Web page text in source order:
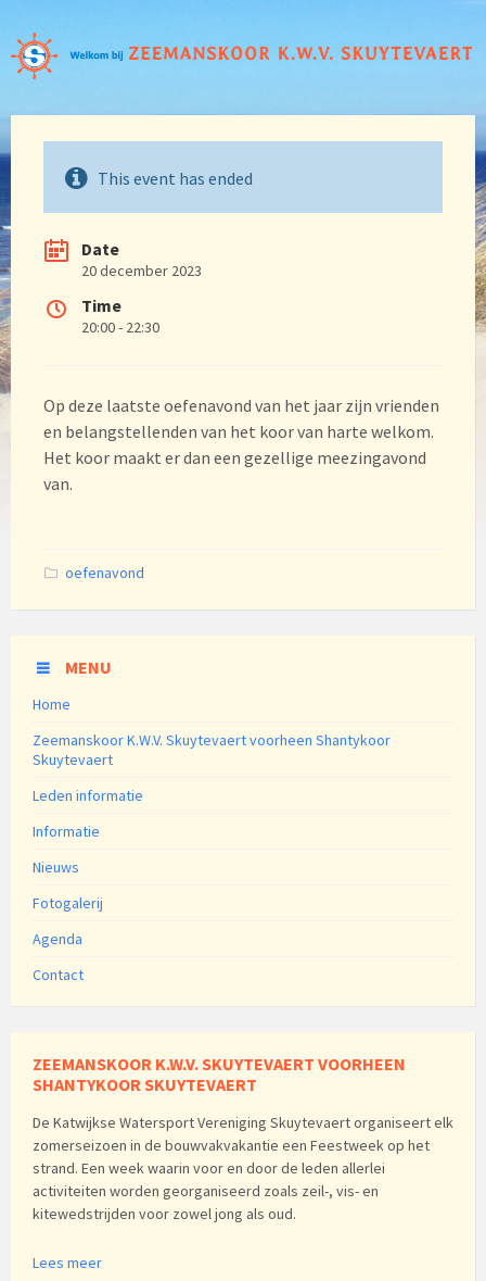
This event has ended
Date
20 december 2023
Time
20:00 - 22:30
Op deze laatste oefenavond van het jaar zijn vrienden
en belangstellenden van het koor van harte welkom.
Het koor maakt er dan een gezellige meezingavond
van.
Categories:
oefenavond
MENU
Home
Zeemanskoor K.W.V. Skuytevaert voorheen Shantykoor
Skuytevaert
Leden informatie
Informatie
Nieuws
Fotogalerij
Agenda
Contact
ZEEMANSKOOR K.W.V. SKUYTEVAERT VOORHEEN
SHANTYKOOR SKUYTEVAERT
De Katwijkse Watersport Vereniging Skuytevaert organiseert elk
zomerseizoen in de bouwvakvakantie een Feestweek op het
strand. Een week waarin voor en door de leden allerlei
activiteiten worden georganiseerd zoals zeil-, vis- en
kitewedstrijden voor zowel jong als oud.
Lees meer